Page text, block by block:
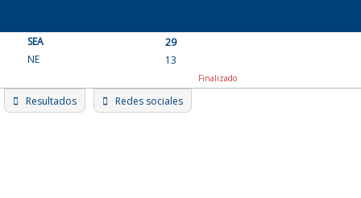
content
SEA
29
NE
13
Finalizado
Resultados Redes sociales